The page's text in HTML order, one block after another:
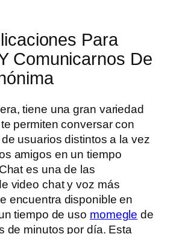
Para
Comunicarnos De
tiene una gran variedad
permiten conversar con
usuarios distintos a la vez
amigos en un tiempo
es una de las
video chat y voz más
encuentra disponible en
tiempo de uso momegle de
de minutos por día. Esta